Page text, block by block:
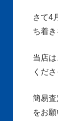
さて4
ち着
当店は
くだ
簡易
をお願